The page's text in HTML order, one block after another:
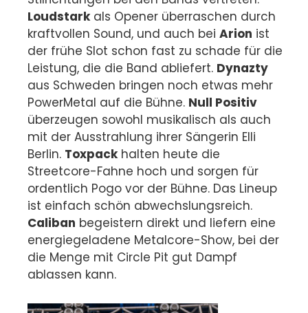
Loudstarkals Opener überraschen durch
kraftvollen Sound, und auch bei Arion ist
der frühe Slot schon fast zu schade für die
Leistung, die die Band abliefert. Dynazty
aus Schweden bringen noch etwas mehr
PowerMetal auf die Bühne. Null Positiv
überzeugen sowohl musikalisch als auch
mit der Ausstrahlung ihrer Sängerin Elli
Berlin. Toxpackhalten heute die
Streetcore-Fahne hoch und sorgen für
ordentlich Pogo vor der Bühne. Das Lineup
ist einfach schön abwechslungsreich.
Caliban begeistern direkt und liefern eine
energiegeladene Metalcore-Show, bei der
die Menge mit Circle Pit gut Dampf
ablassen kann.